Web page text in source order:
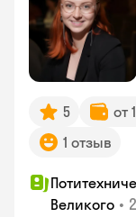
5 от
1 отзыв
Великого •